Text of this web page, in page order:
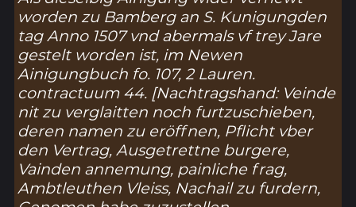
worden zu Bamberg an S. Kunigungden
tag Anno 1507 vnd abermals vf trey Jare
gestelt worden ist, im Newen
Ainigungbuch fo. 107, 2 Lauren.
contractuum 44. [Nachtragshand: Veinde
nit zu verglaitten noch furtzuschieben,
deren namen zu eröffnen, Pflicht vber
den Vertrag, Ausgetrettne burgere,
Vainden annemung, painliche frag,
Ambtleuthen Vleiss, Nachail zu furdern,